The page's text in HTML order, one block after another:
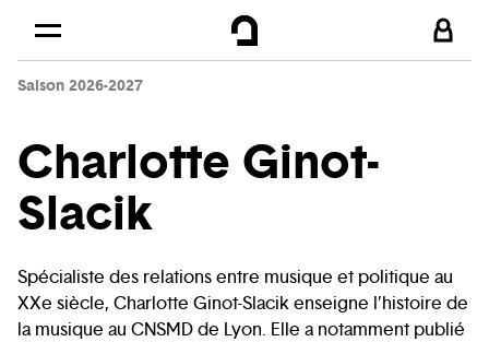
Skip to
Saison 2026-2027
Charlotte Ginot-
Slacik
Spécialiste des relations entre musique et politique au
XXe siècle, Charlotte Ginot-Slacik enseigne l’histoire de
la musique au CNSMD de Lyon. Elle a notamment publié